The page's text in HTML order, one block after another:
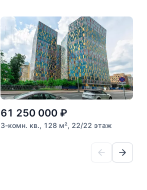
61 250 000 ₽
3-комн. кв., 128 м², 22/22 этаж